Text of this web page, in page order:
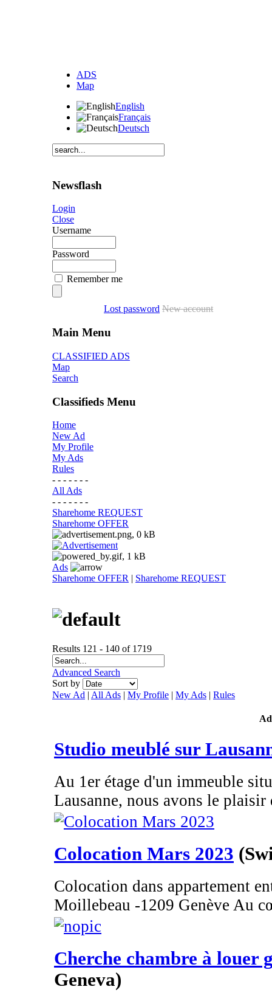
ADS
Map
English
Français
Deutsch
Newsflash
Login
Close
Username
Password
Remember me
Lost password New account
Main Menu
CLASSIFIED ADS
Map
Search
Classifieds Menu
Home
New Ad
My Profile
My Ads
Rules
- - - - - - -
All Ads
- - - - - - -
Sharehome REQUEST
Sharehome OFFER
Ads
Sharehome OFFER | Sharehome REQUEST
Results 121 - 140 of 1719
Advanced Search
Sort by
New Ad | All Ads | My Profile | My Ads | Rules
Ad
Studio meublé sur
Au 1er étage d'un immeuble
Lausanne, nous avons le plaisir
Colocation Mars 2023
Colocation dans appartement
Moillebeau -1209 Genève Au
Cherche chambre à louer
Geneva)